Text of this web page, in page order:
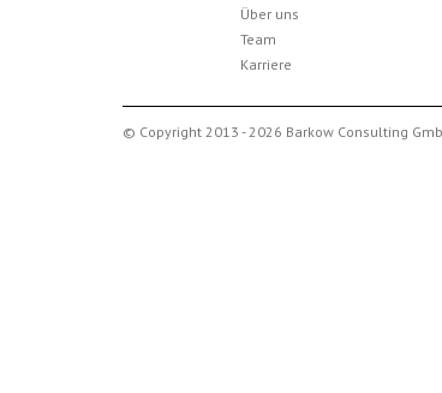
Über uns
Team
Karriere
© Copyright 2013 - 2026 Barkow Consulting